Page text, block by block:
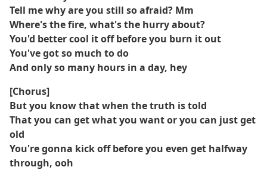
Tell me why are you still so afraid? Mm
Where's the fire, what's the hurry about?
You'd better cool it off before you burn it out
You've got so much to do
And only so many hours in a day, hey
[Chorus]
But you know that when the truth is told
That you can get what you want or you can just get
old
You're gonna kick off before you even get halfway
through, ooh